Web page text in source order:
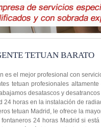
TETUAN BARATO
es el mejor profesional con
tetuan profesionales
desatascos y
24 horas en la instalación de
tetuan Madrid, le ofrece la
24 horas Madrid si